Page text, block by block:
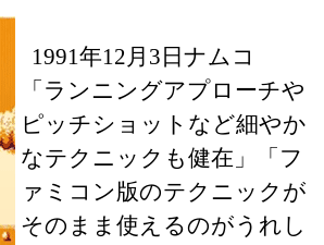
1991年12月3日ナムコ
「ランニングアプローチや
ピッチショットなど細やか
なテクニックも健在」「フ
ァミコン版のテクニックが
そのまま使えるのがうれし